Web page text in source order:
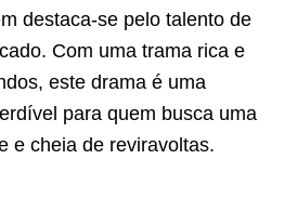
destaca-se pelo talento de
Com uma trama rica e
este drama é uma
para quem busca uma
e cheia de reviravoltas.